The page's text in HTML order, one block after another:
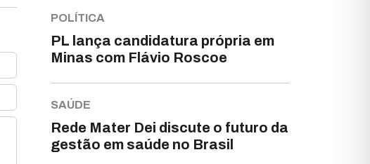
POLÍTICA
PL lança candidatura própria em
Minas com Flávio Roscoe
SAÚDE
Rede Mater Dei discute o futuro da
gestão em saúde no Brasil